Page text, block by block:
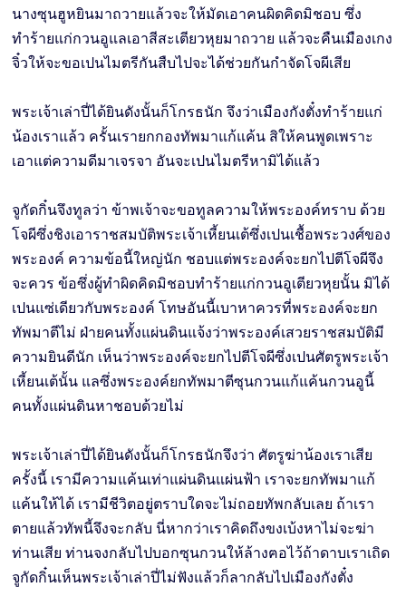
นางซุนฮูหยินมาถวายแล้วจะให้มัดเอาคนผิดคิดมิชอบ ซึ่ง
ทำร้ายแก่กวนอูแลเอาสีสะเตียวหุยมาถวาย แล้วจะคืนเมืองเกง
จิ๋วให้จะขอเปนไมตรีกันสืบไปจะได้ช่วยกันกำจัดโจผีเสีย
พระเจ้าเล่าปี่ได้ยินดังนั้นก็โกรธนัก จึงว่าเมืองกังตั๋งทำร้ายแก่
น้องเราแล้ว ครั้นเรายกกองทัพมาแก้แค้น สิให้คนพูดเพราะ
เอาแต่ความดีมาเจรจา อันจะเปนไมตรีหามิได้แล้ว
จูกัดกิ๋นจึงทูลว่า ข้าพเจ้าจะขอทูลความให้พระองค์ทราบ ด้วย
โจผีซึ่งชิงเอาราชสมบัติพระเจ้าเหี้ยนเต้ซึ่งเปนเชื้อพระวงศ์ของ
พระองค์ ความข้อนี้ใหญ่นัก ชอบแต่พระองค์จะยกไปตีโจผีจึง
จะควร ข้อซึ่งผู้ทำผิดคิดมิชอบทำร้ายแก่กวนอูเตียวหุยนั้น มิได้
เปนแซ่เดียวกับพระองค์ โทษอันนี้เบาหาควรที่พระองค์จะยก
ทัพมาตีไม่ ฝ่ายคนทั้งแผ่นดินแจ้งว่าพระองค์เสวยราชสมบัติมี
ความยินดีนัก เห็นว่าพระองค์จะยกไปตีโจผีซึ่งเปนศัตรูพระเจ้า
เหี้ยนเต้นั้น แลซึ่งพระองค์ยกทัพมาตีซุนกวนแก้แค้นกวนอูนี้
คนทั้งแผ่นดินหาชอบด้วยไม่
พระเจ้าเล่าปี่ได้ยินดังนั้นก็โกรธนักจึงว่า ศัตรูฆ่าน้องเราเสีย
ครั้งนี้ เรามีความแค้นเท่าแผ่นดินแผ่นฟ้า เราจะยกทัพมาแก้
แค้นให้ได้ เรามีชีวิตอยู่ตราบใดจะไม่ถอยทัพกลับเลย ถ้าเรา
ตายแล้วทัพนี้จึงจะกลับ นี่หากว่าเราคิดถึงขงเบ้งหาไม่จะฆ่า
ท่านเสีย ท่านจงกลับไปบอกซุนกวนให้ล้างฅอไว้ถ้าดาบเราเถิด
จูกัดกิ๋นเห็นพระเจ้าเล่าปี่ไม่ฟังแล้วก็ลากลับไปเมืองกังตั๋ง